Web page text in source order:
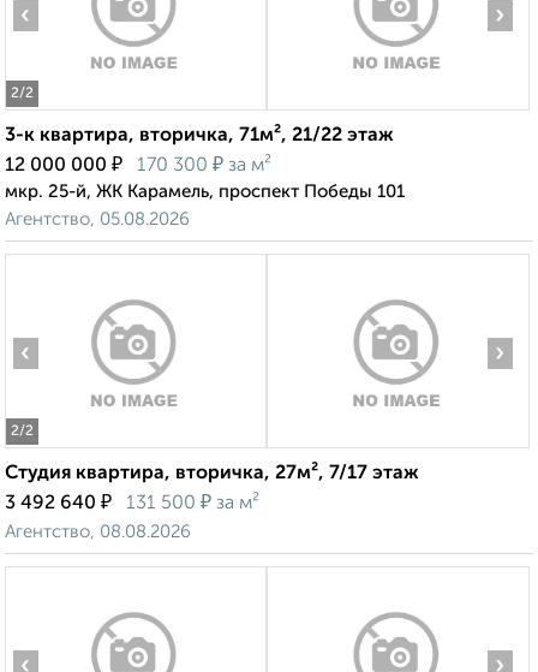
2/2
‹ ›
3-к квартира, вторичка, 71м², 21/22 этаж
12 000 000 ₽ 170 300 ₽ за м²
мкр. 25-й, ЖК Карамель, проспект Победы 101
Агентство, 05.08.2026
2/2
‹ ›
Студия квартира, вторичка, 27м², 7/17 этаж
3 492 640 ₽ 131 500 ₽ за м²
Агентство, 08.08.2026
‹ ›